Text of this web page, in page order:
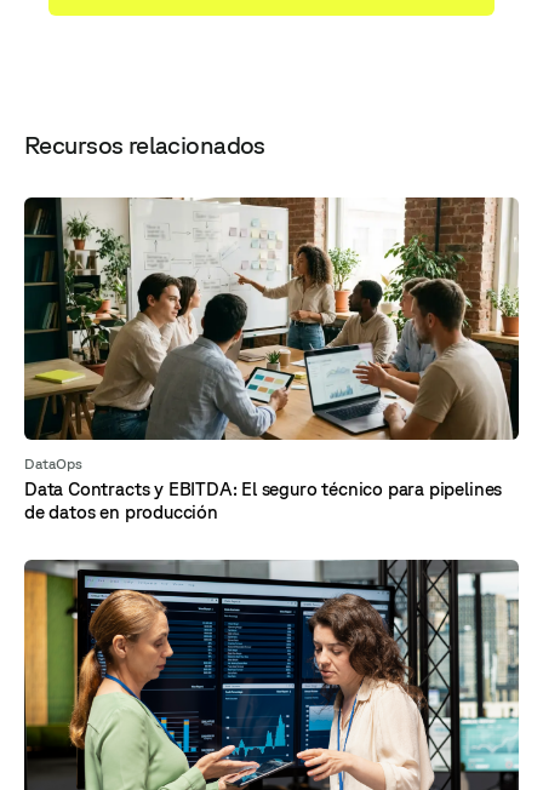
Recursos relacionados
DataOps
Data Contracts y EBITDA: El seguro técnico para pipelines
de datos en producción